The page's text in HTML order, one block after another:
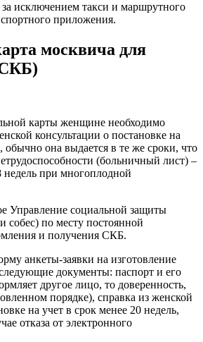
за исключением такси и маршрутного
приложения.
москвича для
карты женщине необходимо
консультации о постановке на
обычно она выдается в те же сроки, что
(больничный лист) –
недель при многоплодной
Управление социальной защиты
по месту постоянной
и получения СКБ.
анкеты-заявки на изготовление
документы: паспорт и его
другое лицо, то доверенность,
порядке), справка из женской
на учет в срок менее 20 недель,
отказа от электронного